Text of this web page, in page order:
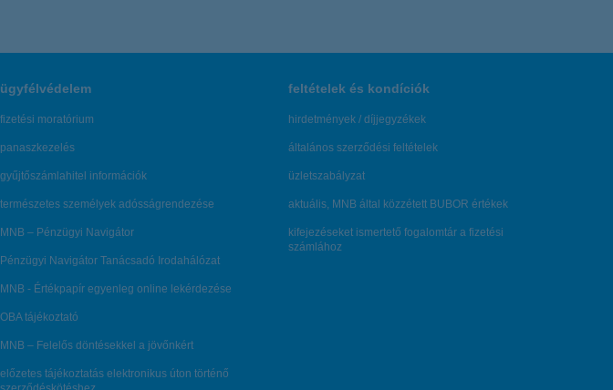
ügyfélvédelem
fizetési moratórium
panaszkezelés
gyűjtőszámlahitel információk
természetes személyek adósságrendezése
MNB – Pénzügyi Navigátor
Pénzügyi Navigátor Tanácsadó Irodahálózat
MNB - Értékpapír egyenleg online lekérdezése
OBA tájékoztató
MNB – Felelős döntésekkel a jövőnkért
előzetes tájékoztatás elektronikus úton történő
feltételek és kondíciók
hirdetmények / díjjegyzékek
általános szerződési feltételek
üzletszabályzat
aktuális, MNB által közzétett BUBOR értékek
kifejezéseket ismertető fogalomtár a fizetési
számlához